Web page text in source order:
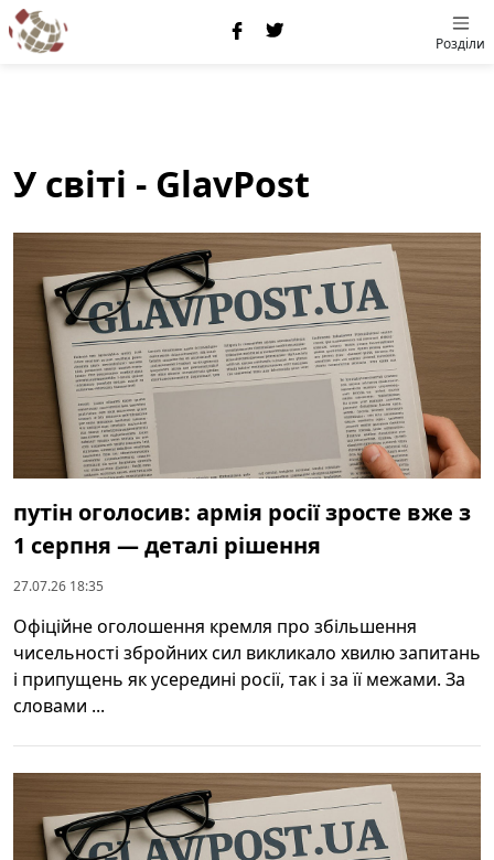
Розділи
У світі - GlavPost
путін оголосив: армія росії зросте вже з
1 серпня — деталі рішення
27.07.26 18:35
Офіційне оголошення кремля про збільшення
чисельності збройних сил викликало хвилю запитань
і припущень як усередині росії, так і за її межами. За
словами ...